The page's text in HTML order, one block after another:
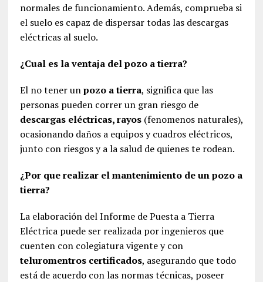
normales de funcionamiento. Además, comprueba si
el suelo es capaz de dispersar todas las descargas
eléctricas al suelo.
¿Cual es la ventaja del pozo a tierra?
El no tener unpozo a tierra, significa que las
personas pueden correr un gran riesgo de
descargas eléctricas, rayos(fenomenos naturales),
ocasionando daños a equipos y cuadros eléctricos,
junto con riesgos y a la salud de quienes te rodean.
¿Por que realizar el mantenimiento de un pozo a
tierra?
La elaboración del Informe de Puesta a Tierra
Eléctrica puede ser realizada por ingenieros que
cuenten con colegiatura vigente y con
teluromentros certificados, asegurando que todo
está de acuerdo con las normas técnicas, poseer